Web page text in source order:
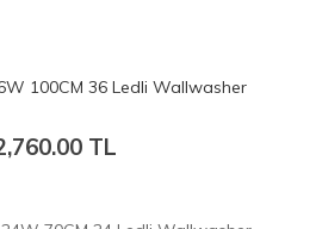
100CM 36 Ledli Wallwasher
TL